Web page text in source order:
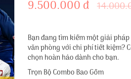
9.500.000 đ
Bạn đang tìm kiếm một giải
văn phòng với chi phí tiết kiệm?
chọn hoàn hảo dành cho bạn.
Trọn Bộ Combo Bao Gồm